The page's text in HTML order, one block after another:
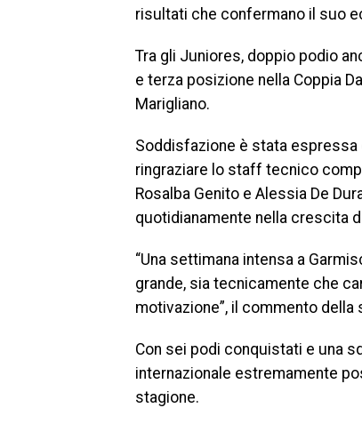
risultati che confermano il suo
Tra gli Juniores, doppio podio
e terza posizione nella Coppia
Marigliano.
Soddisfazione è stata espressa
ringraziare lo staff tecnico
Rosalba Genito e Alessia De
quotidianamente nella crescita
“Una settimana intensa a
grande, sia tecnicamente che
motivazione”, il commento
Con sei podi conquistati e una
internazionale estremamente
stagione.